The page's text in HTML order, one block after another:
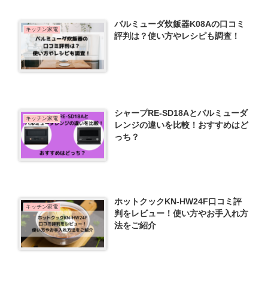
キッチン家電
バルミューダ炊飯器K08Aの口コミ
評判は？使い方やレシピも調査！
キッチン家電
シャープRE-SD18Aとバルミューダ
レンジの違いを比較！おすすめはど
っち？
キッチン家電
ホットクックKN-HW24F口コミ評
判をレビュー！使い方やお手入れ方
法をご紹介